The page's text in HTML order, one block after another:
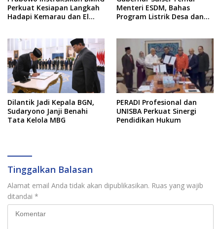
Perkuat Kesiapan Langkah
Hadapi Kemarau dan El
Menteri ESDM, Bahas
Program Listrik Desa dan
Dilantik Jadi Kepala BGN,
Sudaryono Janji Benahi
Tata Kelola MBG
PERADI Profesional dan
UNISBA Perkuat Sinergi
Pendidikan Hukum
Tinggalkan Balasan
Alamat email Anda tidak akan dipublikasikan. Ruas yang wajib
ditandai *